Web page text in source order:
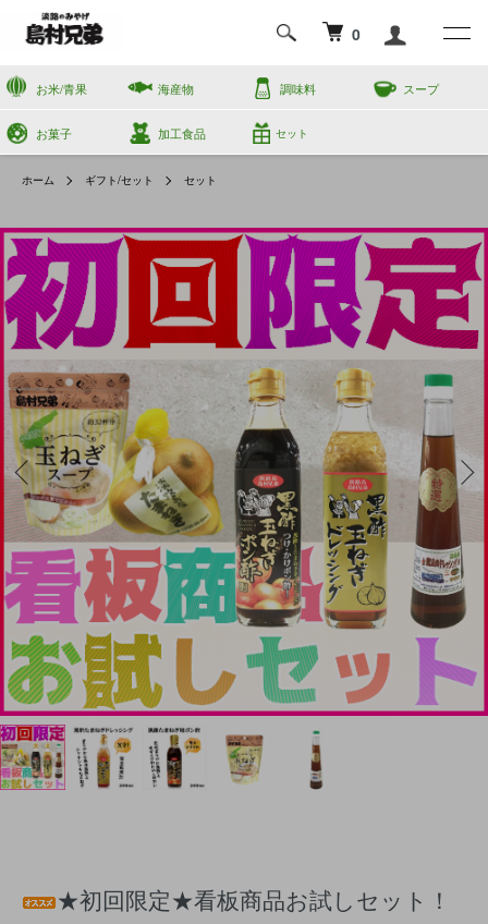
0
お米/青果 海産物 調味料 スープ
お菓子 加工食品 セット
ホーム ギフト/セット セット
★初回限定★看板商品お試しセット！